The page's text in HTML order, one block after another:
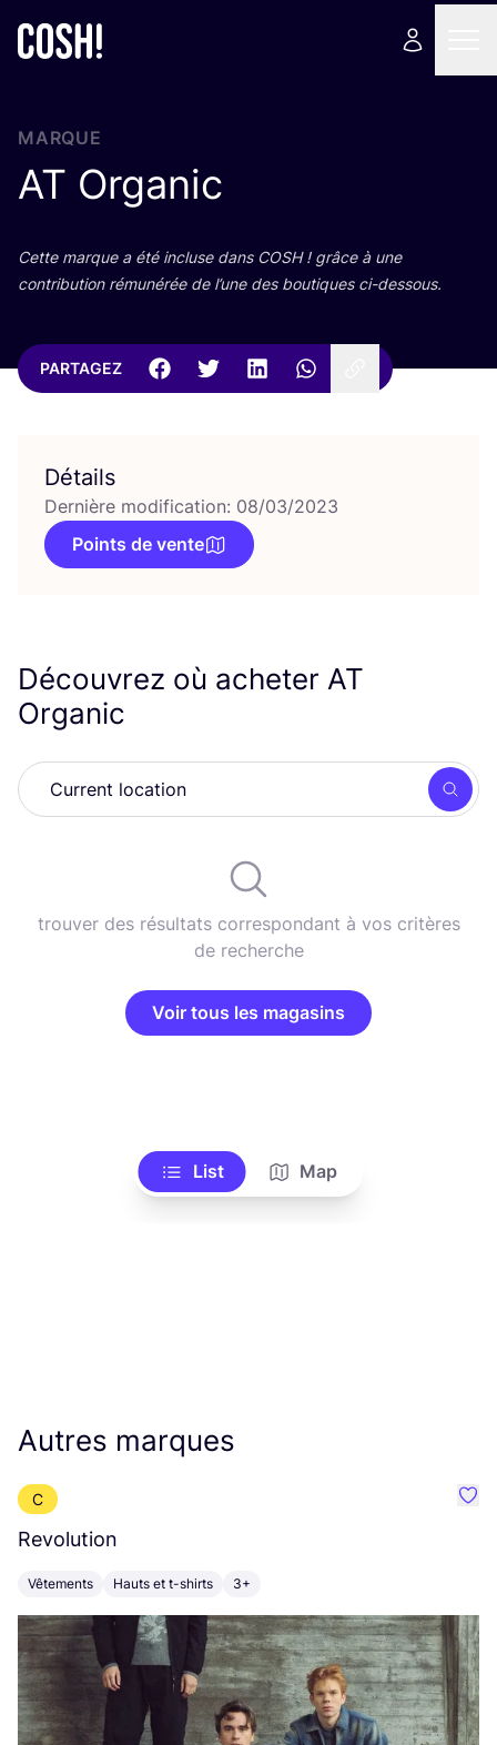
MARQUE
AT Organic
Cette marque a été incluse dans COSH! grâce à une
contri­bu­tion rému­né­rée de l’une des bou­tiques ci-dessous.
PARTAGEZ
Détails
Dernière modification: 08/03/2023
Points de vente
Découvrez où acheter AT
Organic
trouver des résultats correspondant à vos critères
de recherche
Voir tous les magasins
List Map
Autres marques
C
Revolution
Vêtements Hauts et t-shirts 3+